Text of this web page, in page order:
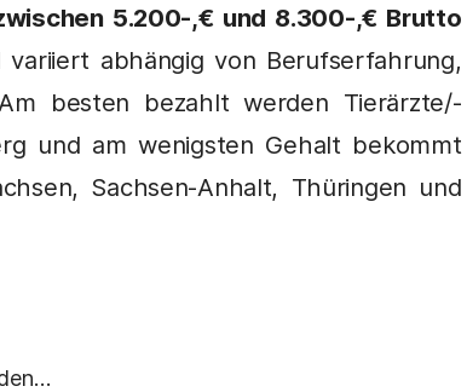
5.200-,€ und 8.300-,€ Brutto
abhängig von Berufserfahrung,
besten bezahlt werden Tierärzte/-
und am wenigsten Gehalt bekommt
Sachsen-Anhalt, Thüringen und